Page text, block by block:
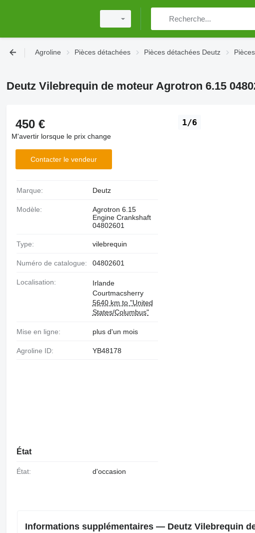
Agroline Pièces détachées Pièces détachées Deutz
Deutz Vilebrequin de moteur Agrotron 6.15
1/6
450 €
M'avertir lorsque le prix change
Contacter le vendeur
Marque: Deutz
Modèle:
Agrotron 6.15
Engine Crankshaft
04802601
Type: vilebrequin
Numéro de catalogue: 04802601
Localisation:
Irlande
Courtmacsherry
5640 km to "United
States/Columbus"
Mise en ligne: plus d'un mois
Agroline ID: YB48178
État
État: d'occasion
Informations supplémentaires — Deutz Vilebrequin